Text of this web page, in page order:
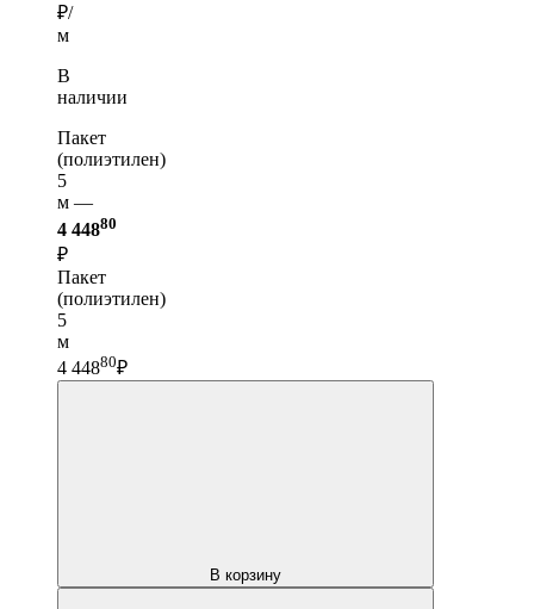
₽/
м
В
наличии
Пакет
(полиэтилен)
5
м —
4 44880
₽
Пакет
(полиэтилен)
5
м
4 44880₽
В корзину